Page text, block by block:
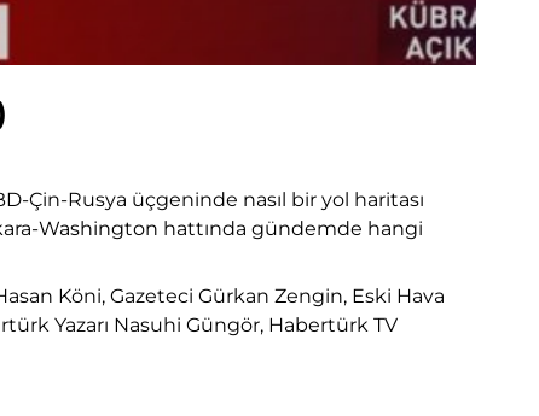
Çin-Rusya üçgeninde nasıl bir yol haritası
Washington hattında gündemde hangi
Köni, Gazeteci Gürkan Zengin, Eski Hava
Yazarı Nasuhi Güngör, Habertürk TV